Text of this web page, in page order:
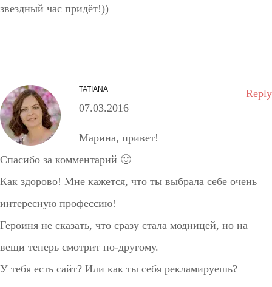
звездный час придёт!))
TATIANA
07.03.2016
Марина, привет!
Спасибо за комментарий 🙂
Как здорово! Мне кажется, что ты выбрала себе очень
интересную профессию!
Героиня не сказать, что сразу стала модницей, но на
вещи теперь смотрит по-другому.
У тебя есть сайт? Или как ты себя рекламируешь?
Reply